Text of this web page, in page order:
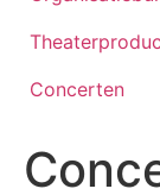
Concerten